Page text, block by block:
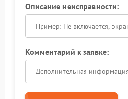
Описание неисправности:
Комментарий к заявке: